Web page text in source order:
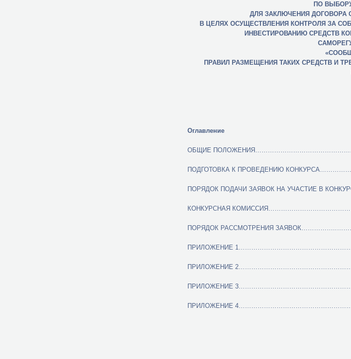
ПО
ДЛЯ ЗАКЛЮЧЕНИЯ ДОГОВОРА
В ЦЕЛЯХ ОСУЩЕСТВЛЕНИЯ КОНТРОЛЯ ЗА
ИНВЕСТИРОВАНИЮ СРЕДСТВ
ПРАВИЛ РАЗМЕЩЕНИЯ ТАКИХ СРЕДСТВ И
Оглавление
ОБЩИЕ
ПОДГОТОВКА К ПРОВЕДЕНИЮ
ПОРЯДОК ПОДАЧИ ЗАЯВОК НА УЧАСТИЕ В
КОНКУРСНАЯ
ПОРЯДОК РАССМОТРЕНИЯ
ПРИЛОЖЕНИЕ
ПРИЛОЖЕНИЕ
ПРИЛОЖЕНИЕ
ПРИЛОЖЕНИЕ